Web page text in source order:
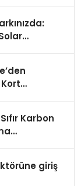
Karbon
giriş